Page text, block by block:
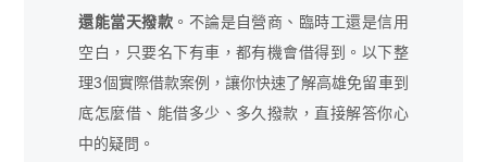
還能當天撥款 。不論是自營商、臨時工還是信用
空白，只要名下有車，都有機會借得到。以下整
理3個實際借款案例，讓你快速了解高雄免留車到
底怎麼借、能借多少、多久撥款，直接解答你心
中的疑問。